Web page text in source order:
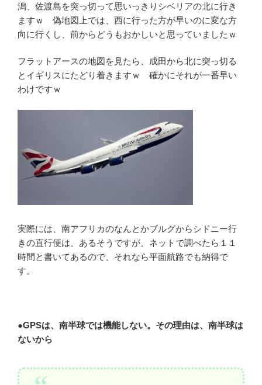
潟、佐渡島を突っ切って思いっきりシベリアの北に行き
ますｗ 偽地図上では、西に行った方が早いのに変な方
向に行くし、前からどうもおかしいと思っていましたｗ
フラットアースの地図を見たら、成田から北に突っ切る
とイギリスにたどり着きますｗ 確かにそれが一番早い
わけですｗ
実際には、南アフリカのなんとかブルグからシドニー行
きの直行便は、あるそうですが、ネットで調べたら１１
時間と書いてあるので、それなら平面航路でも納得で
す。
●GPSは、南半球では機能しない。その理由は、南半球は
ないから